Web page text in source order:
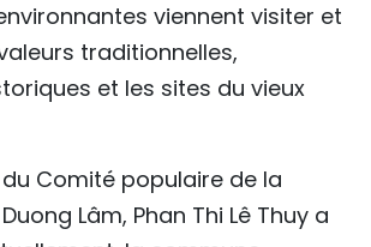
viennent visiter et
traditionnelles,
et les sites du vieux
Comité populaire de la
Lâm, Phan Thi Lê Thuy a